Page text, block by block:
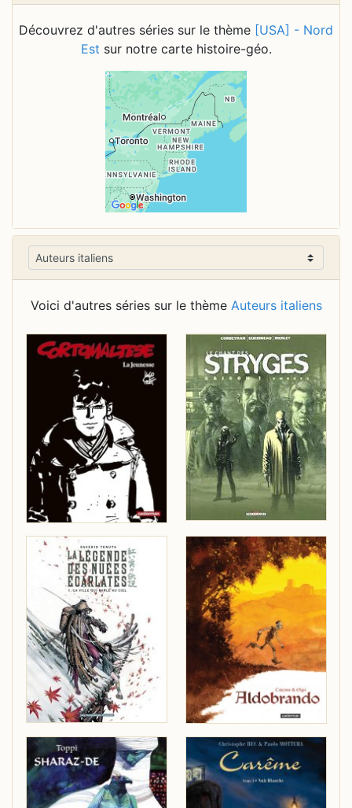
Découvrez d'autres séries sur le thème [USA] - Nord
Est sur notre carte histoire-géo.
Voici d'autres séries sur le thème Auteurs italiens